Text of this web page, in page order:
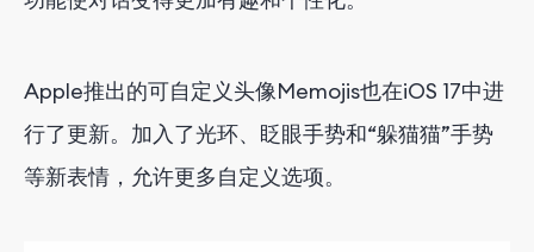
Apple推出的可自定义头像Memojis也在iOS 17中进
行了更新。加入了光环、眨眼手势和“躲猫猫”手势
等新表情，允许更多自定义选项。